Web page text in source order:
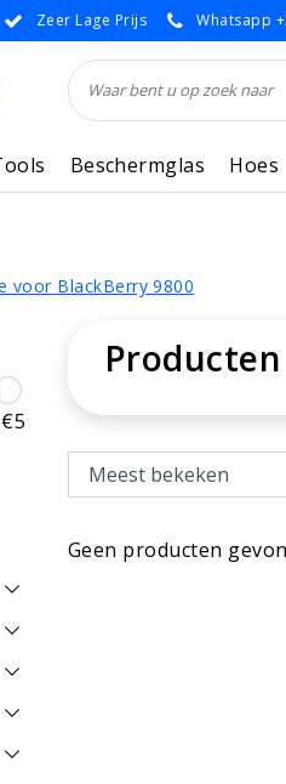
Zeer Lage Prijs Whatsapp
Beschermglas Hoes
voor BlackBerry 9800
5
Geen producten